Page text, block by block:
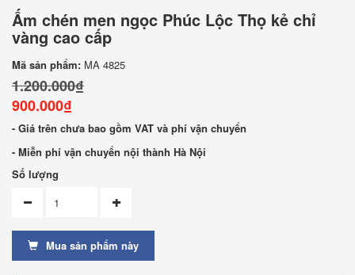
Ấm chén men ngọc Phúc Lộc Thọ kẻ chỉ
vàng cao cấp
Mã sản phẩm: MA 4825
1.200.000₫
900.000₫
- Giá trên chưa bao gồm VAT và phí vận chuyển
- Miễn phí vận chuyển nội thành Hà Nội
Số lượng
Mua sản phẩm này